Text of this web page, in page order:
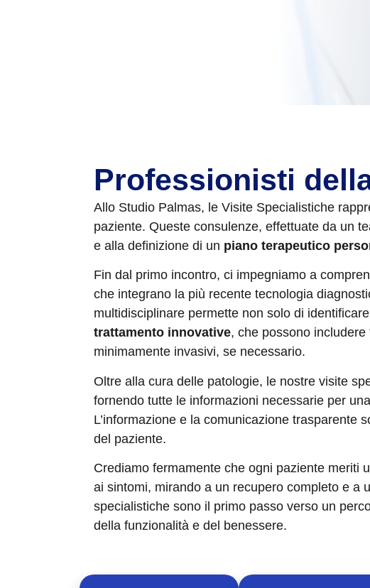
Professionisti
Allo Studio Palmas, le Visite Specialistiche
paziente. Queste consulenze, effettuate da un
e alla definizione di un piano terapeutico
Fin dal primo incontro, ci impegniamo a
che integrano la più recente tecnologia
multidisciplinare permette non solo di
trattamento innovative, che possono
minimamente invasivi, se necessario.
Oltre alla cura delle patologie, le nostre visite
fornendo tutte le informazioni necessarie per
L’informazione e la comunicazione trasparente
del paziente.
Crediamo fermamente che ogni paziente meriti
ai sintomi, mirando a un recupero completo e a
specialistiche sono il primo passo verso un
della funzionalità e del benessere.